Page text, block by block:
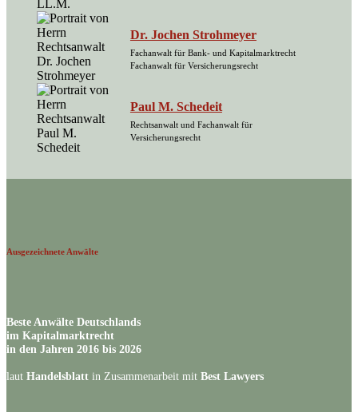
Fachanwalt für Bank- und Kapitalmarktrecht
Fachanwalt für Versicherungsrecht
Dr. Jochen Strohmeyer
Rechtsanwalt und Fachanwalt für
Versicherungsrecht
Paul M. Schedeit
Ausgezeichnete Anwälte
Beste Anwälte Deutschlands
im Kapitalmarktrecht
in den Jahren 2016 bis 2026
laut Handelsblatt in Zusammenarbeit mit Best Lawyers